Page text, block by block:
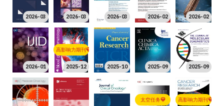
2026-03 2026-03 2026-03 2026-02 2026-02
2026-01 2025-12
高影响力期刊
2025-10 2025-09 2025-09
太空任务 高影响力期刊